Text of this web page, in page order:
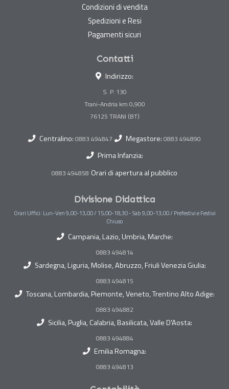
Condizioni di vendita
Spedizioni e Resi
Pagamenti sicuri
Contatti
Indirizzo:
S. P. 130
Trani-Andria km 0,900
Centralino: 0883 494847 Megastore: 0883 494890
Prima Infanzia:
0883 494858 Orari di apertura al pubblico
Divisione Didattica
Orari Uffici: Lun-Ven 9,00-13,00 / 15,00-18,30 - Sab 9,00-13,00 / Prefestivi e Festivi
Chiuso
Campania, Lazio, Umbria, Marche:
0883 494814
Sardegna, Liguria, Molise, Abruzzo, Friuli Venezia Giulia:
0883 494815
Toscana, Lombardia, Piemonte, Veneto, Trentino Alto Adige:
0883 494882
Sicilia, Puglia, Calabria, Basilicata, Valle D'Aosta:
0883 494884
Emilia Romagna:
0883 494813